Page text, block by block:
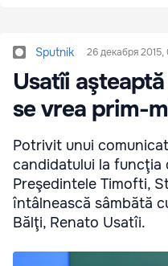
Sputnik 26 декабря 2015,
Usatîi
se vrea prim-
Potrivit unui
candidatului la funcţia
Preşedintele Timofti,
întâlnească sâmbătă
Bălţi, Renato Usatîi.